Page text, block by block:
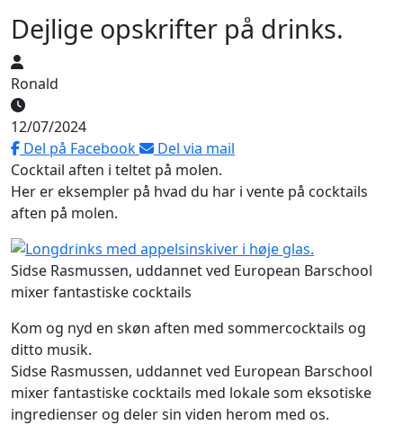
Dejlige opskrifter på drinks.
Ronald
12/07/2024
Del på Facebook
Del via mail
Cocktail aften i teltet på molen.
Her er eksempler på hvad du har i vente på cocktails
aften på molen.
Sidse Rasmussen, uddannet ved European Barschool
mixer fantastiske cocktails
Kom og nyd en skøn aften med sommercocktails og
ditto musik.
Sidse Rasmussen, uddannet ved European Barschool
mixer fantastiske cocktails med lokale som eksotiske
ingredienser og deler sin viden herom med os.